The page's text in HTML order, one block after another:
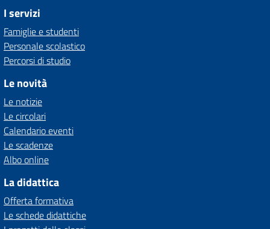
I servizi
Famiglie e studenti
Personale scolastico
Percorsi di studio
Le novità
Le notizie
Le circolari
Calendario eventi
Le scadenze
Albo online
La didattica
Offerta formativa
Le schede didattiche